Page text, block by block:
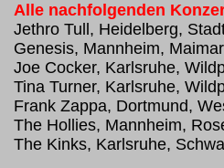
Alle nachfolgenden
Jethro Tull, Heidelberg,
Genesis, Mannheim,
Joe Cocker, Karlsruhe,
Tina Turner, Karlsruhe,
Frank Zappa, Dortmund,
The Hollies, Mannheim,
The Kinks, Karlsruhe,